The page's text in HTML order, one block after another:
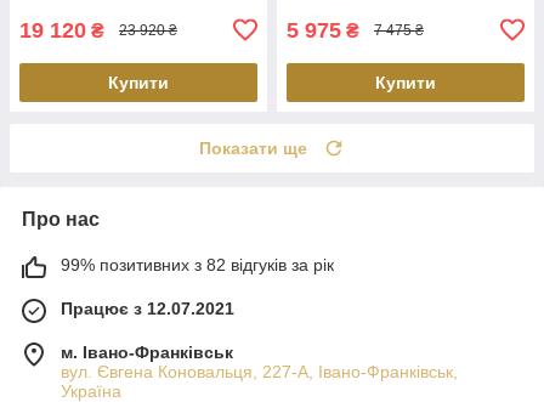
19 120 ₴ 23 920 ₴
Купити
5 975 ₴ 7 475 ₴
Купити
Показати ще
Про нас
99% позитивних з 82 відгуків за рік
Працює з 12.07.2021
м. Івано-Франківськ
вул. Євгена Коновальця, 227-А, Івано-Франківськ,
Україна